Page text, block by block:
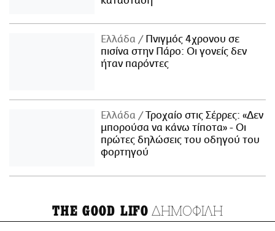
Ελλάδα
Πνιγμός 4χρονου σε
πισίνα στην Πάρο: Οι γονείς δεν
ήταν παρόντες
Ελλάδα
Τροχαίο στις Σέρρες: «Δεν
μπορούσα να κάνω τίποτα» - Οι
πρώτες δηλώσεις του οδηγού του
φορτηγού
THE GOOD LIFO ΔΗΜΟΦΙΛΗ